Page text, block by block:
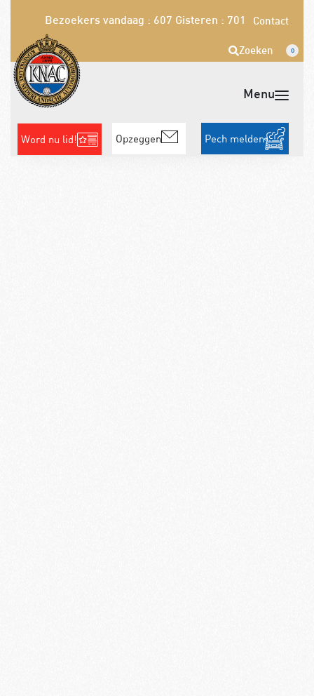
Bezoekers vandaag : 607 Gisteren : 701 Contact
Zoeken 0
Word nu lid! Opzeggen Pech melden